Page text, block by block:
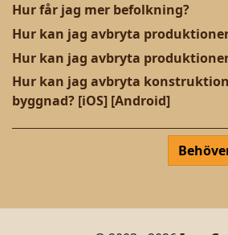
Hur får jag mer befolkning?
Hur kan jag avbryta
Hur kan jag avbryta
Hur kan jag avbryta
byggnad? [iOS] [Android]